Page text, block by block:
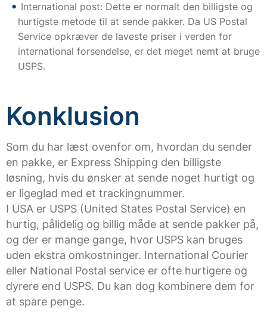
International post: Dette er normalt den billigste og
hurtigste metode til at sende pakker. Da US Postal
Service opkræver de laveste priser i verden for
international forsendelse, er det meget nemt at bruge
USPS.
Konklusion
Som du har læst ovenfor om, hvordan du sender
en pakke, er Express Shipping den billigste
løsning, hvis du ønsker at sende noget hurtigt og
er ligeglad med et trackingnummer.
I USA er USPS (United States Postal Service) en
hurtig, pålidelig og billig måde at sende pakker på,
og der er mange gange, hvor USPS kan bruges
uden ekstra omkostninger. International Courier
eller National Postal service er ofte hurtigere og
dyrere end USPS. Du kan dog kombinere dem for
at spare penge.